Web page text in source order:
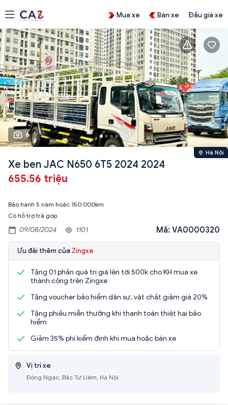
Mua xe Bán xe Đấu giá xe
6
Hà Nội
Xe ben JAC N650 6T5 2024 2024
655.56 triệu
Bảo hành 5 năm hoặc 150.000km
Có hỗ trợ trả góp
09/08/2024 1101 Mã: VA0000320
Ưu đãi thêm của Zingxe
Tặng 01 phần quà trị giá lên tới 500k cho KH mua xe
thành công trên Zingxe
Tặng voucher bảo hiểm dân sự, vật chất giảm giá 20%
Tặng phiếu miễn thưởng khi thanh toán thiệt hại bảo
hiểm
Giảm 35% phí kiểm định khi mua hoặc bán xe
Vị trí xe
Đông Ngạc, Bắc Từ Liêm, Hà Nội